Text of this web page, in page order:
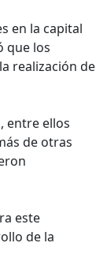
en la capital
que los
realización de
entre ellos
de otras
este
de la